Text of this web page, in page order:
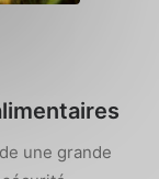
une grande